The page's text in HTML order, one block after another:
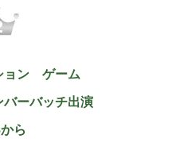
ョン ゲーム
ーバッチ出演
ら